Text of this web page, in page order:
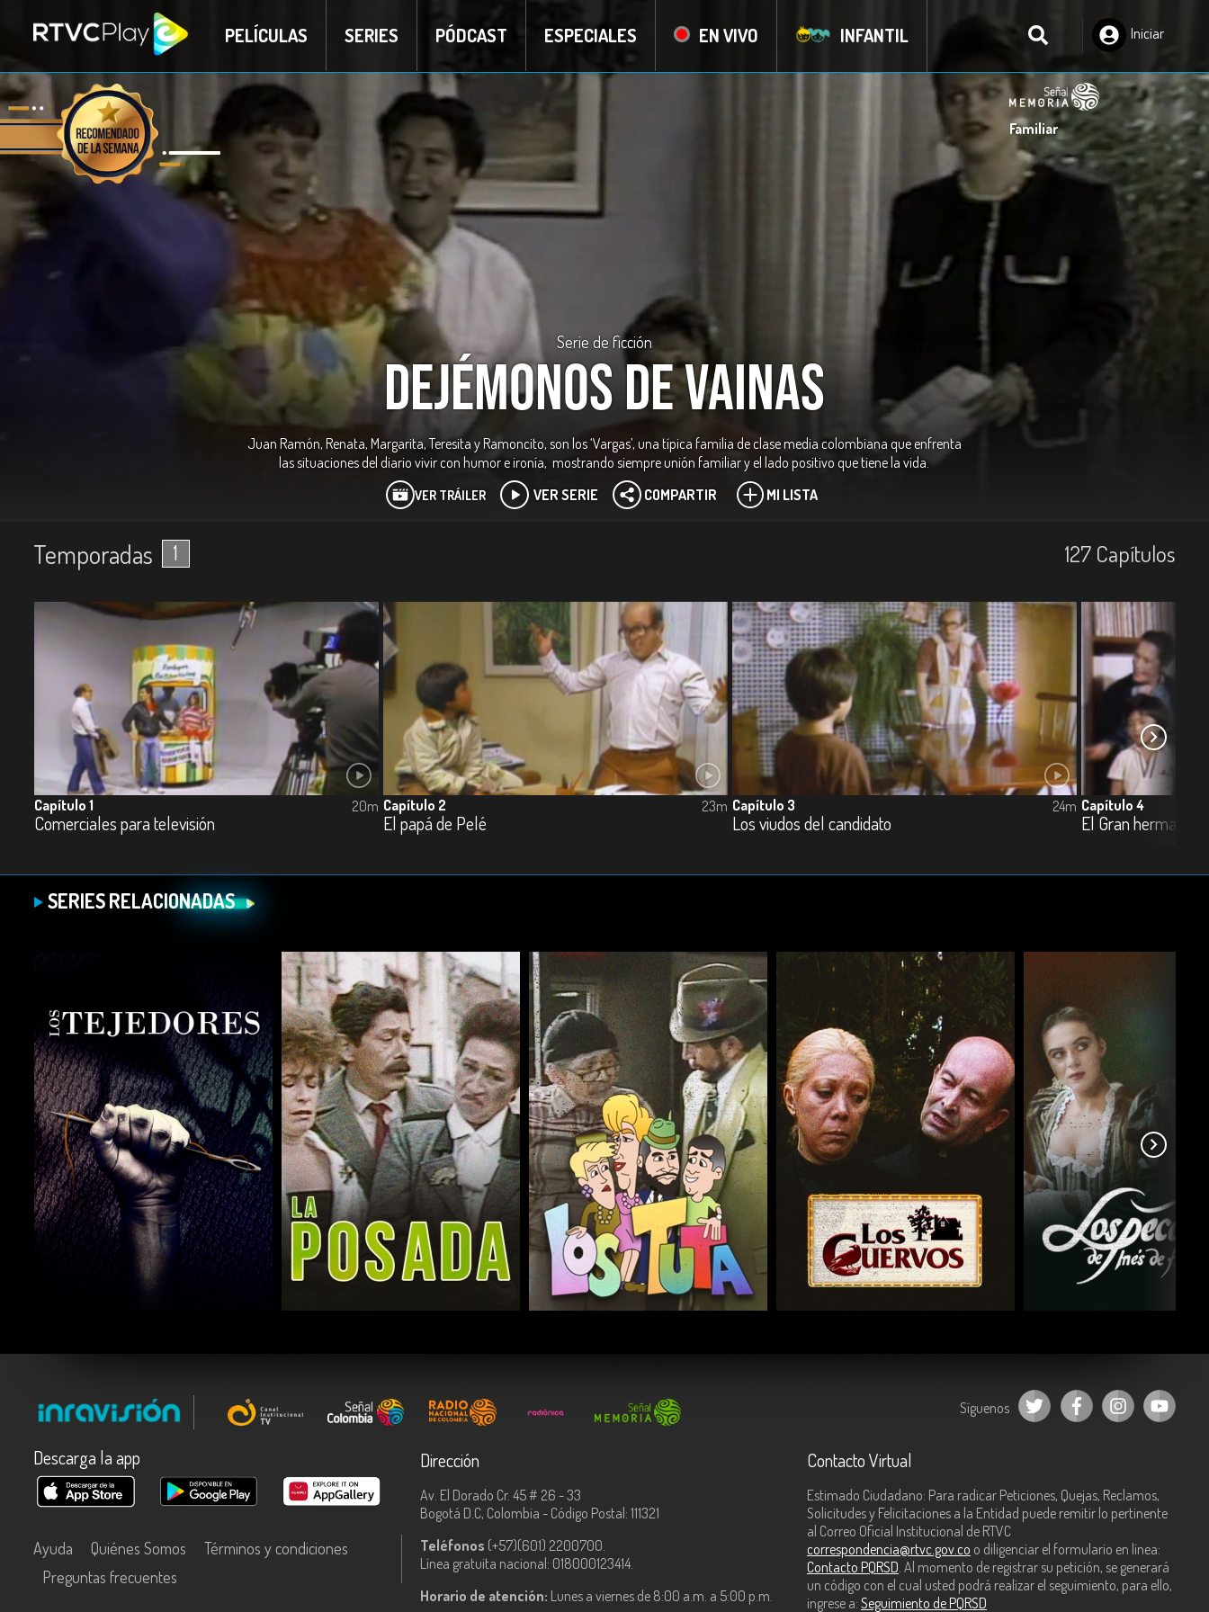
PELÍCULAS SERIES PÓDCAST ESPECIALES EN VIVO INFANTIL
Iniciar
Familiar
Serie de ficción
Dejémonos de Vainas
Juan Ramón, Renata, Margarita, Teresita y Ramoncito, son los ‘Vargas’, una típica familia de clase media colombiana que enfrenta
las situaciones del diario vivir con humor e ironía, mostrando siempre unión familiar y el lado positivo que tiene la vida.
VER TRÁILER VER SERIE COMPARTIR MI LISTA
Temporadas 1 127 Capí­tulos
Capítulo 1
Comerciales para televisión
20m Capítulo 2
El papá de Pelé
23m Capítulo 3
Los viudos del candidato
24m Capítulo 4
El Gran hermano
SERIES RELACIONADAS
COMPARTIR COMPARTIR COMPARTIR COMPARTIR
Síguenos
Descarga la app
Ayuda Quiénes Somos
Términos y condiciones
Preguntas frecuentes
Dirección
Av. El Dorado Cr. 45 # 26 - 33
Bogotá D.C, Colombia - Código Postal: 111321
Teléfonos (+57)(601) 2200700.
Línea gratuita nacional: 018000123414.
Horario de atención: Lunes a viernes de 8:00 a.m. a 5:00 p.m.
Contacto Virtual
Estimado Ciudadano: Para radicar Peticiones, Quejas, Reclamos,
Solicitudes y Felicitaciones a la Entidad puede remitir lo pertinente
al Correo Oficial Institucional de RTVC
correspondencia@rtvc.gov.co o diligenciar el formulario en línea:
Contacto PQRSD. Al momento de registrar su petición, se generará
un código con el cual usted podrá realizar el seguimiento, para ello,
ingrese a: Seguimiento de PQRSD